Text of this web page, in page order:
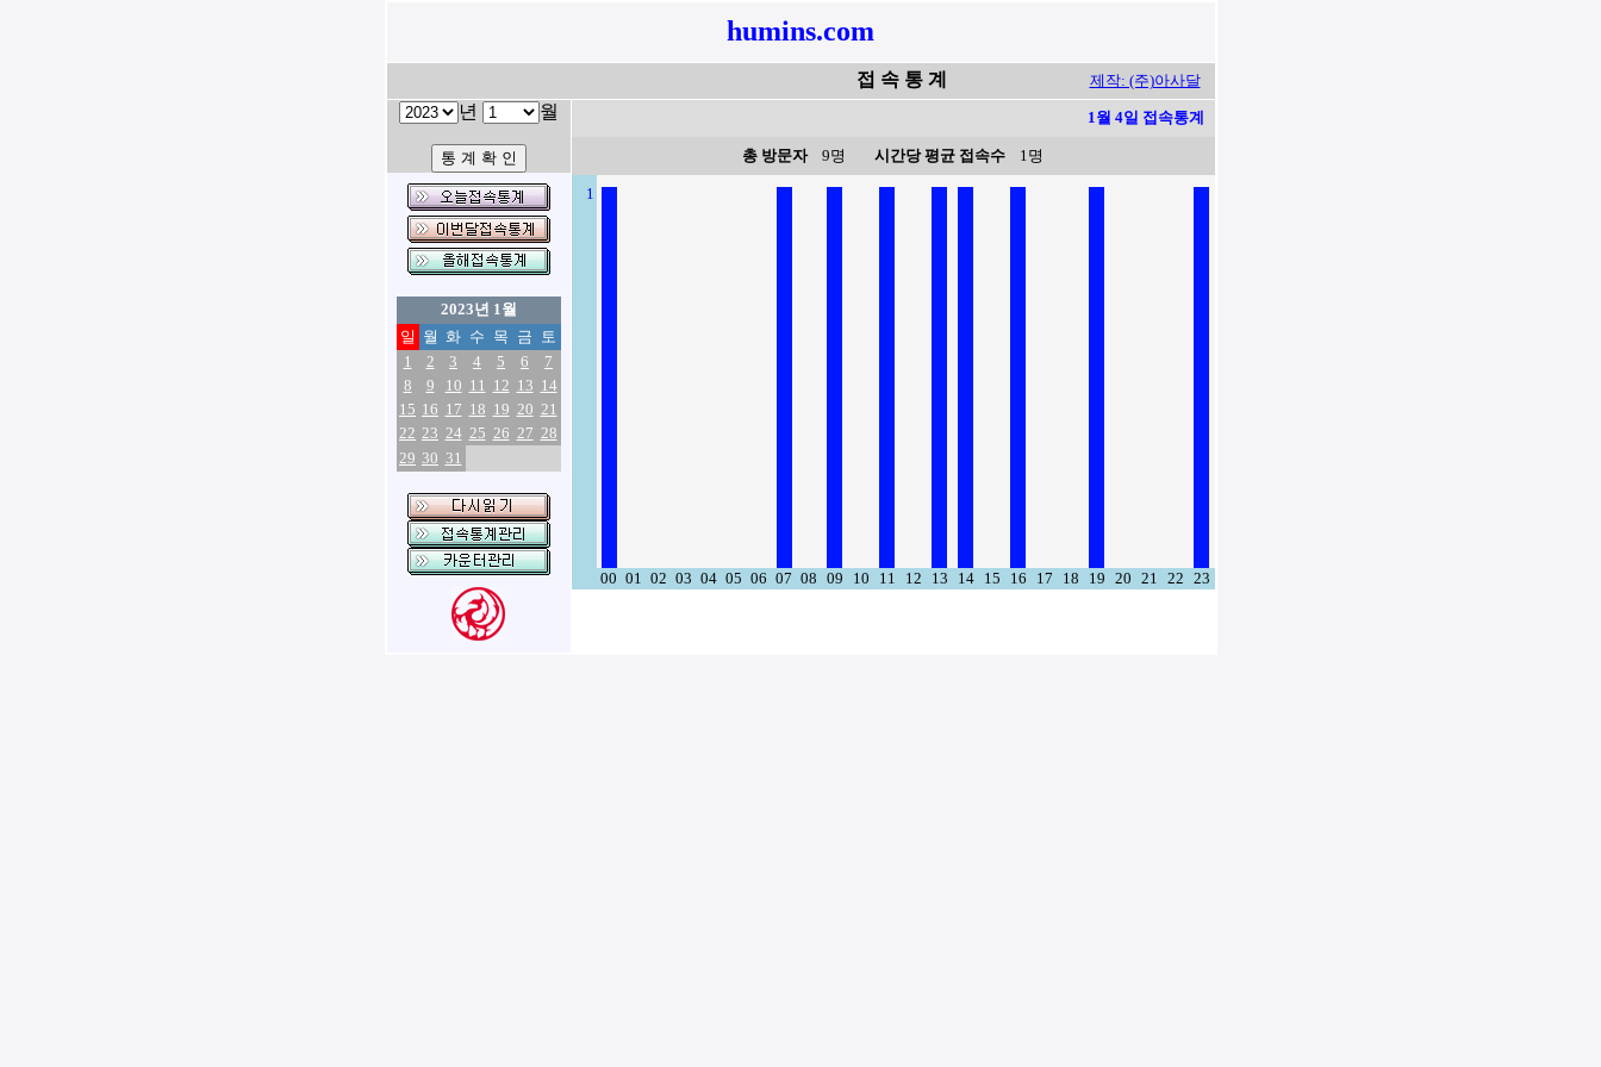
humins.com
접 속 통 계 제작: (주)아사달
년 월
2023년 1월
일 월 화 수 목 금 토
1
2 3 4 5 6
7
8
9 10 11 12 13 14
15 16 17 18 19 20 21
22 23 24 25 26 27 28
29 30 31
1월 4일 접속통계
총 방문자9명 시간당 평균 접속수 1명
1
00 01 02 03 04 05 06 07 08 09 10 11 12 13 14 15 16 17 18 19 20 21 22 23